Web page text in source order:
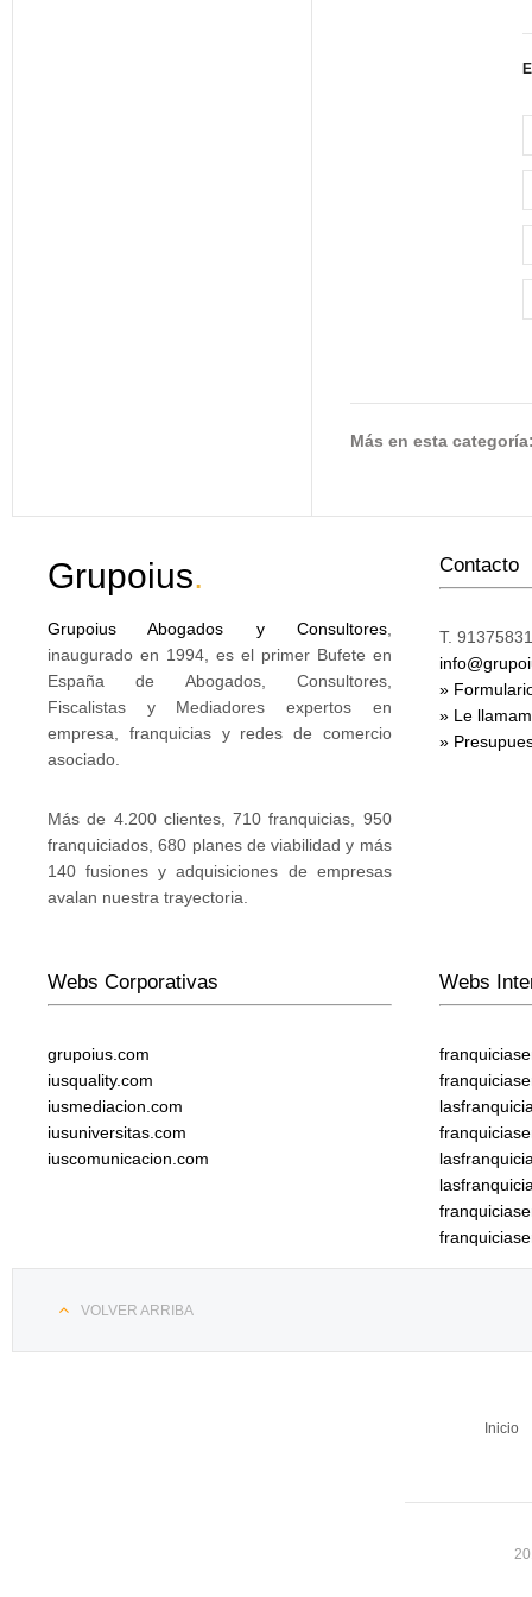
Más en esta categoría:
Grupoius.
Grupoius Abogados y Consultores,
inaugurado en 1994, es el primer Bufete en
España de Abogados, Consultores,
Fiscalistas y Mediadores expertos en
empresa, franquicias y redes de comercio
asociado.
Más de 4.200 clientes, 710 franquicias, 950
franquiciados, 680 planes de viabilidad y más
140 fusiones y adquisiciones de empresas
avalan nuestra trayectoria.
Contacto
T.
»
» Le
»
Webs Corporativas
grupoius.com
iusquality.com
iusmediacion.com
iusuniversitas.com
iuscomunicacion.com
Webs
VOLVER ARRIBA
Inicio